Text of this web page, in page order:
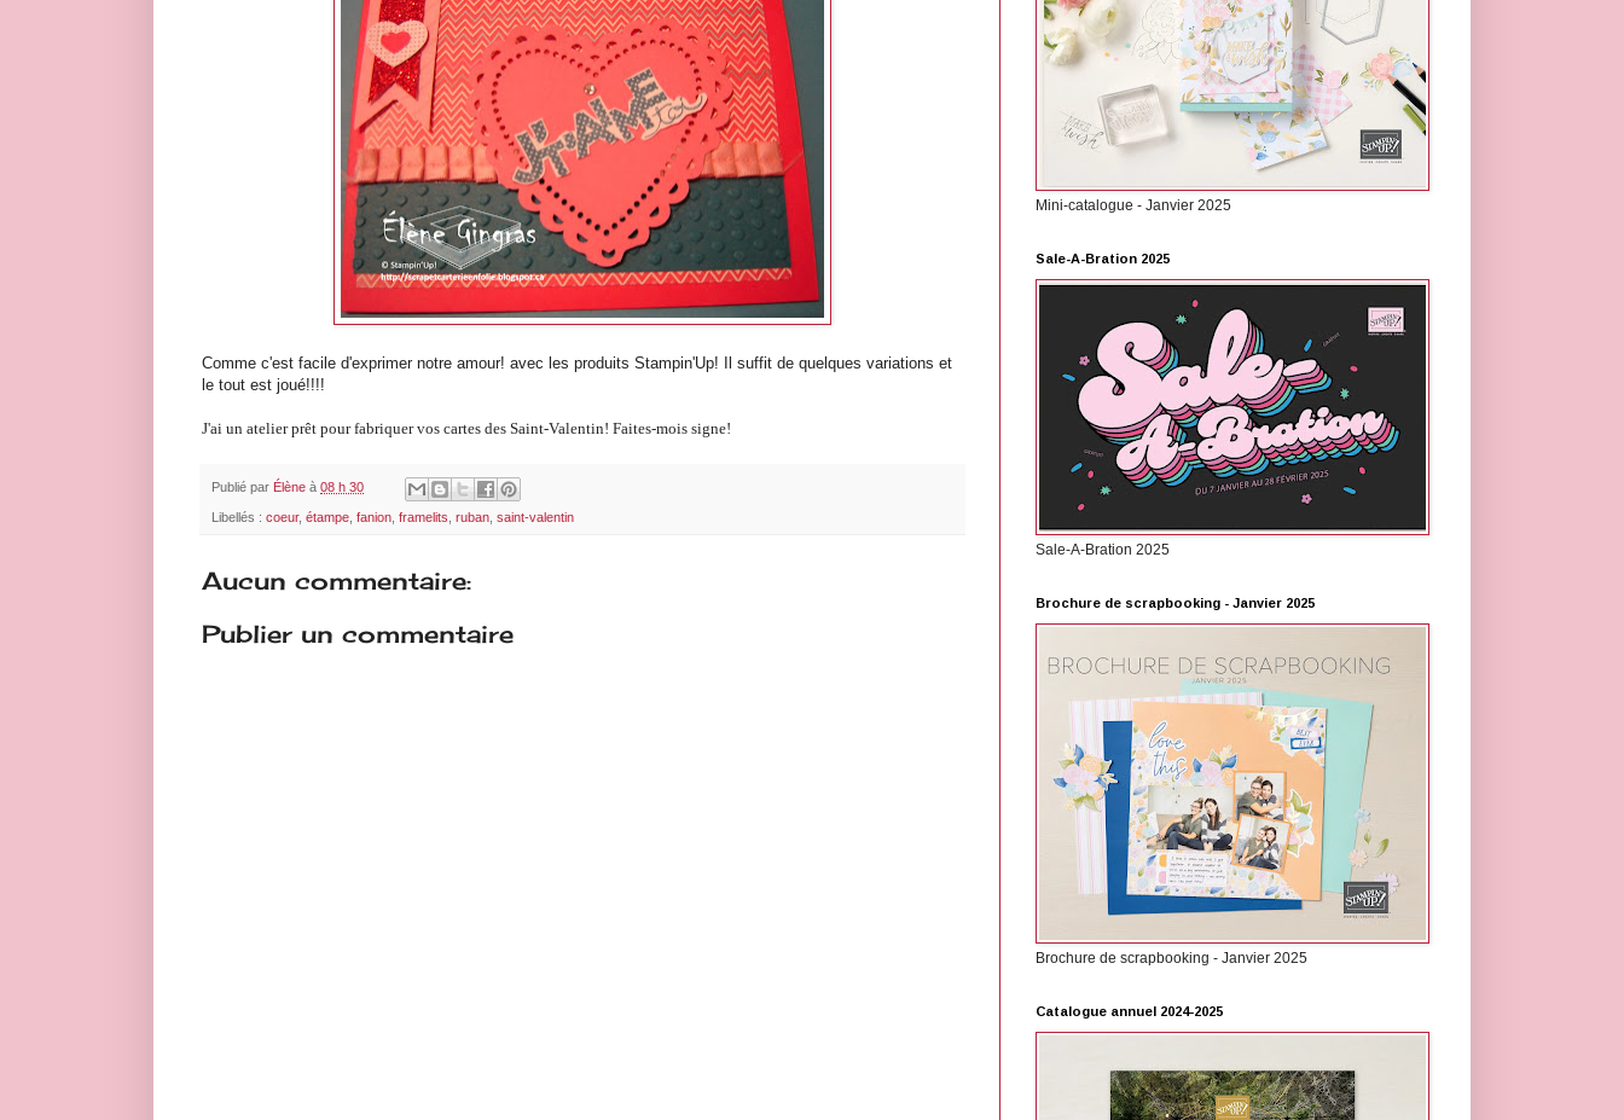
Comme c'est facile d'exprimer notre amour! avec les produits Stampin'Up! Il suffit de quelques variations et
le tout est joué!!!!
J'ai un atelier prêt pour fabriquer vos cartes des Saint-Valentin! Faites-mois signe!
Publié par Élène à 08 h 30
Libellés : coeur, étampe fanion framelits ruban saint-valentin
Aucun commentaire:
Publier un commentaire
Mini-catalogue - Janvier 2025
Sale-A-Bration 2025
Sale-A-Bration 2025
Brochure de scrapbooking - Janvier 2025
Brochure de scrapbooking - Janvier 2025
Catalogue annuel 2024-2025